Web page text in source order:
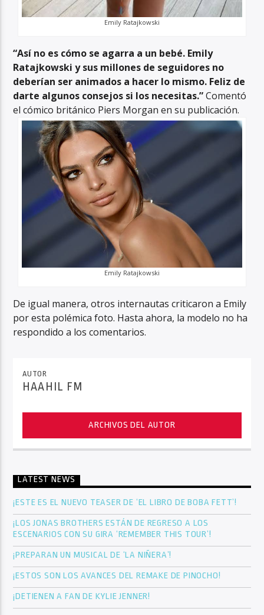
Emily Ratajkowski
“Así no es cómo se agarra a un bebé. Emily
Ratajkowski y sus millones de seguidores no
deberían ser animados a hacer lo mismo. Feliz de
darte algunos consejos si los necesitas.”Comentó
el cómico británico Piers Morgan en su publicación.
Emily Ratajkowski
De igual manera, otros internautas criticaron a Emily
por esta polémica foto. Hasta ahora, la modelo no ha
respondido a los comentarios.
AUTOR
HAAHIL FM
ARCHIVOS DEL AUTOR
LATEST NEWS
¡ESTE ES EL NUEVO TEASER DE ‘EL LIBRO DE BOBA FETT’!
¡LOS JONAS BROTHERS ESTÁN DE REGRESO A LOS
ESCENARIOS CON SU GIRA ‘REMEMBER THIS TOUR’!
¡PREPARAN UN MUSICAL DE ‘LA NIÑERA’!
¡ESTOS SON LOS AVANCES DEL REMAKE DE PINOCHO!
¡DETIENEN A FAN DE KYLIE JENNER!